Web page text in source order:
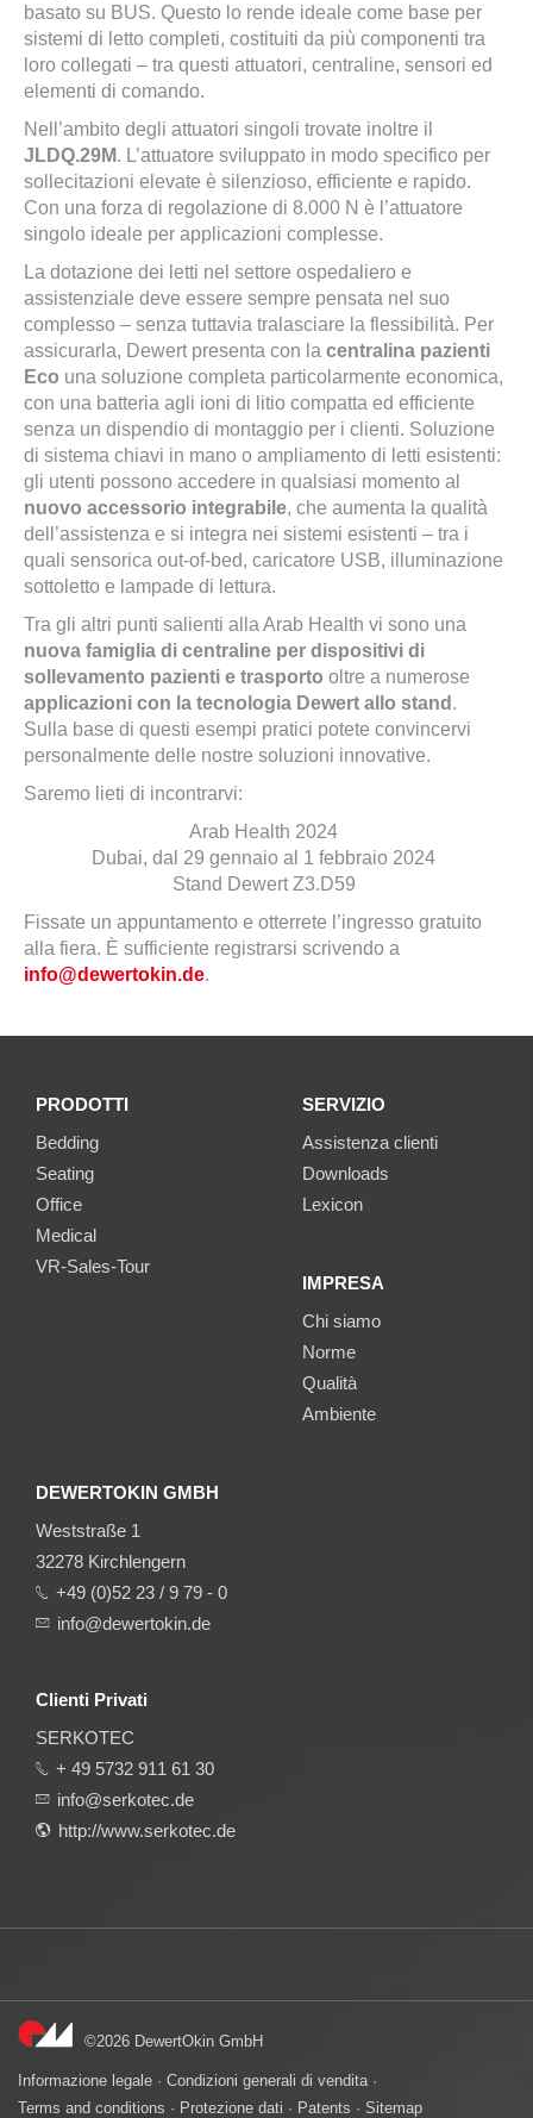
basato su BUS. Questo lo rende ideale come base per
sistemi di letto completi, costituiti da più componenti tra
loro collegati – tra questi attuatori, centraline, sensori ed
elementi di comando.
Nell’ambito degli attuatori singoli trovate inoltre il
JLDQ.29M. L’attuatore sviluppato in modo specifico per
sollecitazioni elevate è silenzioso, efficiente e rapido.
Con una forza di regolazione di 8.000 N è l’attuatore
singolo ideale per applicazioni complesse.
La dotazione dei letti nel settore ospedaliero e
assistenziale deve essere sempre pensata nel suo
complesso – senza tuttavia tralasciare la flessibilità. Per
assicurarla, Dewert presenta con la centralina pazienti
Eco una soluzione completa particolarmente economica,
con una batteria agli ioni di litio compatta ed efficiente
senza un dispendio di montaggio per i clienti. Soluzione
di sistema chiavi in mano o ampliamento di letti esistenti:
gli utenti possono accedere in qualsiasi momento al
nuovo accessorio integrabile, che aumenta la qualità
dell’assistenza e si integra nei sistemi esistenti – tra i
quali sensorica out-of-bed, caricatore USB, illuminazione
sottoletto e lampade di lettura.
Tra gli altri punti salienti alla Arab Health vi sono una
nuova famiglia di centraline per dispositivi di
sollevamento pazienti e trasporto oltre a numerose
applicazioni con la tecnologia Dewert allo stand .
Sulla base di questi esempi pratici potete convincervi
personalmente delle nostre soluzioni innovative.
Saremo lieti di incontrarvi:
Arab Health 2024
Dubai, dal 29 gennaio al 1 febbraio 2024
Stand Dewert Z3.D59
Fissate un appuntamento e otterrete l’ingresso gratuito
alla fiera. È sufficiente registrarsi scrivendo a
info@dewertokin.de.
PRODOTTI
Bedding
Seating
Office
Medical
VR-Sales-Tour
SERVIZIO
Assistenza clienti
Downloads
Lexicon
IMPRESA
Chi siamo
Norme
Qualità
Ambiente
DEWERTOKIN GMBH
Weststraße 1
32278 Kirchlengern
+49 (0)52 23 / 9 79 - 0
info@dewertokin.de
Clienti Privati
SERKOTEC
+ 49 5732 911 61 30
info@serkotec.de
http://www.serkotec.de
©2026 DewertOkin GmbH
Informazione legale · Condizioni generali di vendita ·
Terms and conditions · Protezione dati · Patents · Sitemap